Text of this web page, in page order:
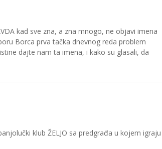
kad sve zna, a zna mnogo, ne objavi imena
Borca prva tačka dnevnog reda problem
dajte nam ta imena, i kako su glasali, da
klub ŽELJO sa predgrađa u kojem igraju